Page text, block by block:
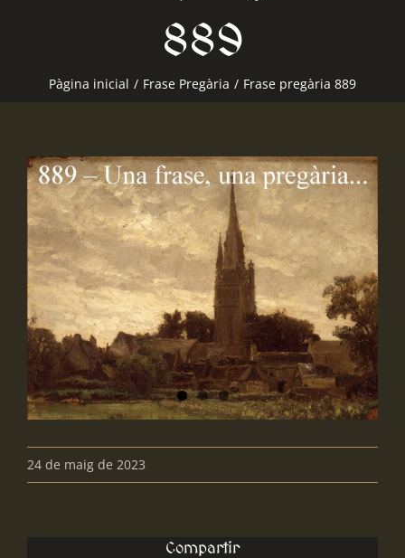
889
Pàgina inicial / Frase Pregària / Frase pregària 889
View
Larger
Image
24 de maig de 2023
Compartir